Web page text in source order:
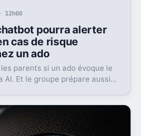
pourra alerter
cas de risque
un ado
parents si un ado évoque le
AI. Et le groupe prépare aussi